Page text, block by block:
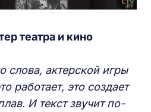
театра и кино
слова, актерской игры
работает, это создает
И текст звучит по-